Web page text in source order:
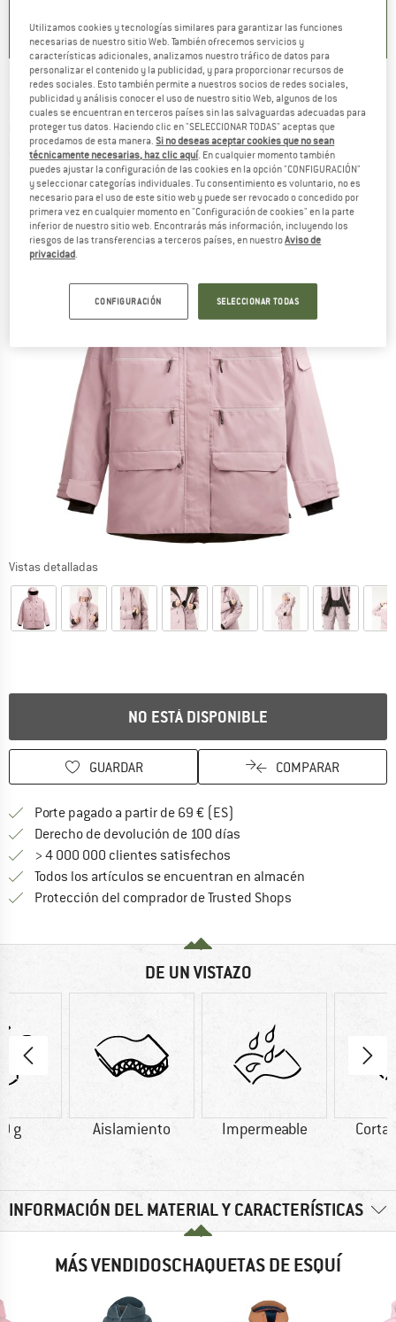
PICTURE -Women's U68 Jacket - Chaqueta
de esquí
(0)
Vistas detalladas
NO ESTÁ DISPONIBLE
GUARDAR COMPARAR
Porte pagado a partir de 69 € (ES)
Derecho de devolución de 100 días
> 4 000 000 clientes satisfechos
Todos los artículos se encuentran en almacén
Protección del comprador de Trusted Shops
DE UN VISTAZO
g Aislamiento Impermeable
INFORMACIÓN DEL MATERIAL Y CARACTERÍSTICAS
MÁS VENDIDOSCHAQUETAS DE ESQUÍ
Utilizamos cookies y tecnologías similares para garantizar las funciones
necesarias de nuestro sitio Web. También ofrecemos servicios y
características adicionales, analizamos nuestro tráfico de datos para
personalizar el contenido y la publicidad, y para proporcionar recursos de
redes sociales. Esto también permite a nuestros socios de redes sociales,
publicidad y análisis conocer el uso de nuestro sitio Web, algunos de los
cuales se encuentran en terceros países sin las salvaguardas adecuadas para
proteger tus datos. Haciendo clic en "SELECCIONAR TODAS" aceptas que
procedamos de esta manera.Si no deseas aceptar cookies que no sean
técnicamente necesarias, haz clic aquí. En cualquier momento también
puedes ajustar la configuración de las cookies en la opción "CONFIGURACIÓN"
y seleccionar categorías individuales. Tu consentimiento es voluntario, no es
necesario para el uso de este sitio web y puede ser revocado o concedido por
primera vez en cualquier momento en "Configuración de cookies" en la parte
inferior de nuestro sitio web. Encontrarás más información, incluyendo los
riesgos de las transferencias a terceros países, en nuestroAviso de
privacidad.
CONFIGURACIÓN SELECCIONAR TODAS